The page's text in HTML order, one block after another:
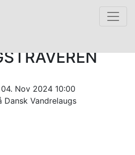
04. Nov 2024 10:00
Dansk Vandrelaugs